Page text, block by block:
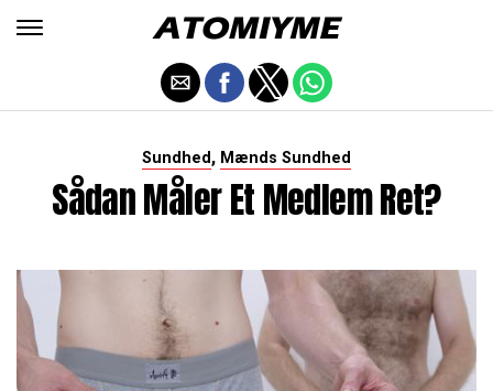
Sundhed, Mænds Sundhed
Sådan Måler Et Medlem Ret?